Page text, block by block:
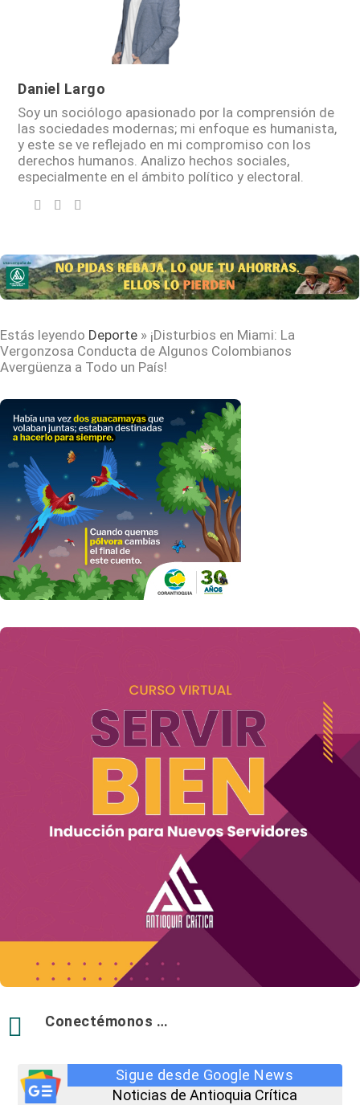
Daniel Largo
Soy un sociólogo apasionado por la comprensión de
las sociedades modernas; mi enfoque es humanista,
y este se ve reflejado en mi compromiso con los
derechos humanos. Analizo hechos sociales,
especialmente en el ámbito político y electoral.
Estás leyendo Deporte » ¡Disturbios en Miami: La
Vergonzosa Conducta de Algunos Colombianos
Avergüenza a Todo un País!
 Conectémonos …
Sigue desde Google News
Noticias de Antioquia Crítica